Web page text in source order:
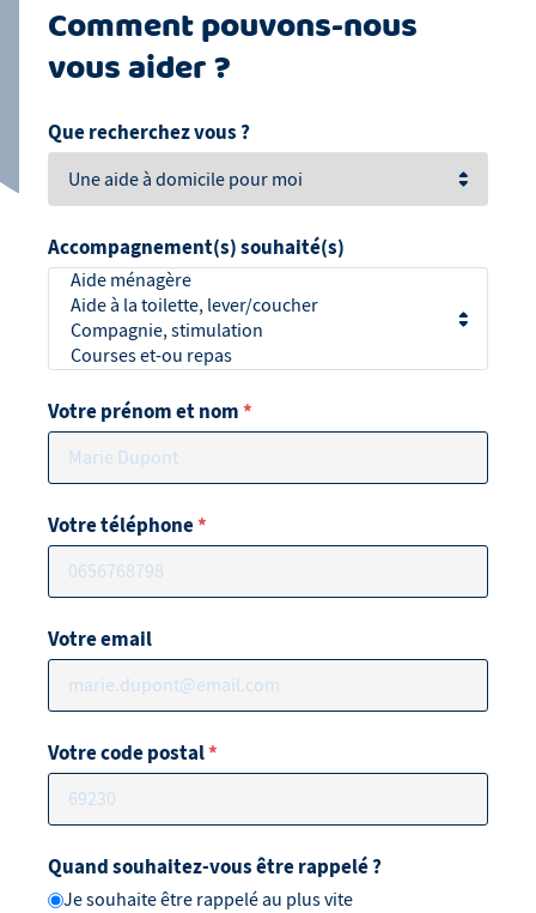
Comment pouvons-nous
vous aider ?
Que recherchez vous ?
Accompagnement(s) souhaité(s)
Votre prénom et nom*
Votre téléphone*
Votre email
Votre code postal*
Quand souhaitez-vous être rappelé ?
Je souhaite être rappelé au plus vite